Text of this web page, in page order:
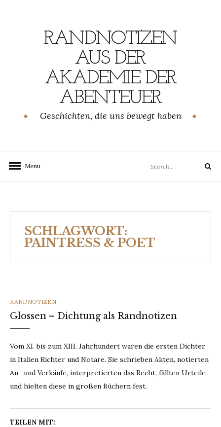
RANDNOTIZEN
AUS DER
AKADEMIE DER
ABENTEUER
Geschichten, die uns bewegt haben
Menu
for:
Search
SCHLAGWORT:
PAINTRESS & POET
CATEGORIES
RANDNOTIZEN
Glossen – Dichtung als Randnotizen
Vom XI. bis zum XIII. Jahrhundert waren die ersten Dichter
in Italien Richter und Notare. Sie schrieben Akten, notierten
An- und Verkäufe, interpretierten das Recht, fällten Urteile
und hielten diese in großen Büchern fest.
TEILEN MIT: